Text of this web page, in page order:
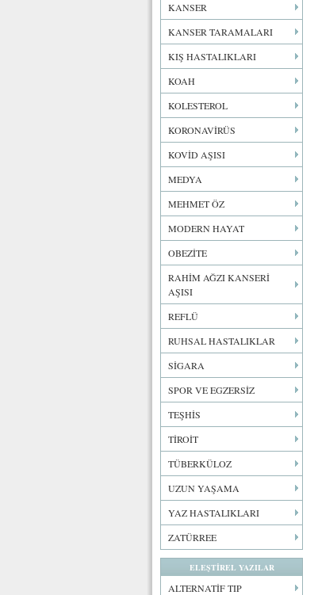
KANSER
KANSER TARAMALARI
KIŞ HASTALIKLARI
KOAH
KOLESTEROL
KORONAVİRÜS
KOVİD AŞISI
MEDYA
MEHMET ÖZ
MODERN HAYAT
OBEZİTE
RAHİM AĞZI KANSERİ
AŞISI
REFLÜ
RUHSAL HASTALIKLAR
SİGARA
SPOR VE EGZERSİZ
TEŞHİS
TİROİT
TÜBERKÜLOZ
UZUN YAŞAMA
YAZ HASTALIKLARI
ZATÜRREE
ELEŞTİREL YAZILAR
ALTERNATİF TIP